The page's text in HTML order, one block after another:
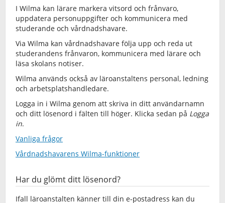
I Wilma kan lärare markera vitsord och frånvaro,
uppdatera personuppgifter och kommunicera med
studerande och vårdnadshavare.
Via Wilma kan vårdnadshavare följa upp och reda ut
studerandens frånvaron, kommunicera med lärare och
läsa skolans notiser.
Wilma används också av läroanstaltens personal, ledning
och arbetsplatshandledare.
Logga in i Wilma genom att skriva in ditt användarnamn
och ditt lösenord i fälten till höger. Klicka sedan på Logga
in.
Vanliga frågor
Vårdnadshavarens Wilma-funktioner
Har du glömt ditt lösenord?
Ifall läroanstalten känner till din e-postadress kan du